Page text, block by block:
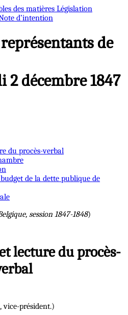
des matières Législation
d’intention
de
2 décembre 1847
du procès-verbal
de la dette publique de
session 1847-1848)
lecture du procès-
, vice-président.)